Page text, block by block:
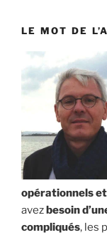
LE MOT DE
opérationnels
avezbesoin
compliqués, les